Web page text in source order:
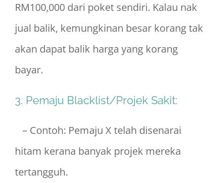
RM100,000 dari poket sendiri. Kalau nak
jual balik, kemungkinan besar korang tak
akan dapat balik harga yang korang
bayar.
3. Pemaju Blacklist/Projek Sakit:
– Contoh: Pemaju X telah disenarai
hitam kerana banyak projek mereka
tertangguh.